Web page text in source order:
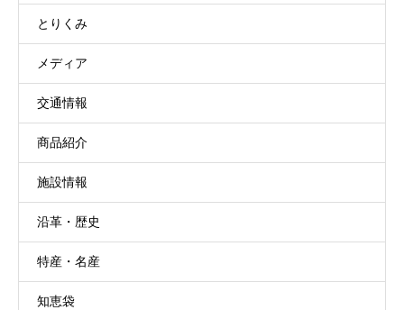
とりくみ
メディア
交通情報
商品紹介
施設情報
沿革・歴史
特産・名産
知恵袋